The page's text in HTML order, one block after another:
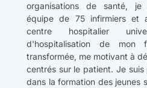
organisations de santé,
équipe de 75 infirmiers et
centre hospitalier
d'hospitalisation de mon
transformée, me motivant à
centrés sur le patient. Je
dans la formation des jeunes